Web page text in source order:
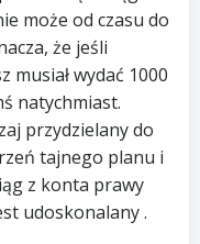
może od czasu do
że ​​jeśli
musiał wydać 1000
natychmiast.
przydzielany do
tajnego planu i
z konta prawy
udoskonalany .